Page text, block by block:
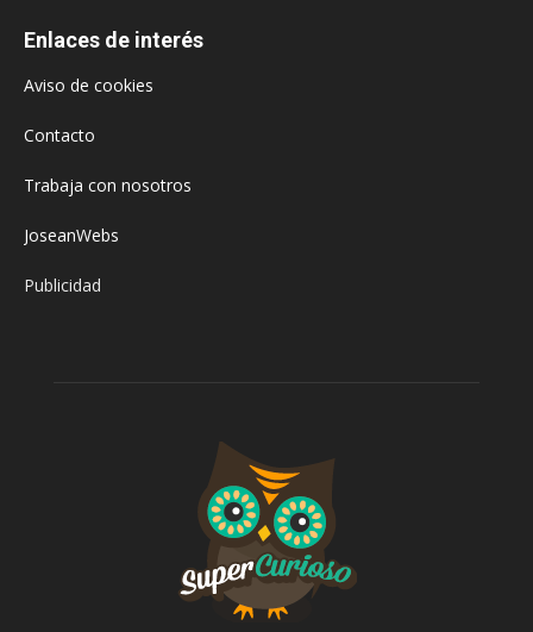
Enlaces de interés
Aviso de cookies
Contacto
Trabaja con nosotros
JoseanWebs
Publicidad